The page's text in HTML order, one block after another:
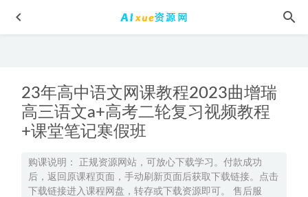
23年高中语文网课教程2023曲增瑞
高三语文a+高考二轮复习视频教程
+课堂笔记寒假班
购课说明： 正规资源网站，可放心下载学习。付款成功
后，返回原课程页面，手动刷新页面后获取下载链接。点击
下载链接进入课程网盘，转存或下载资源即可。 售后服
2024韩佳伟高二数学a+下学期寒春班 2024-07-14
有道2024万猛高三生物二三轮复习寒春班 2024-06-15